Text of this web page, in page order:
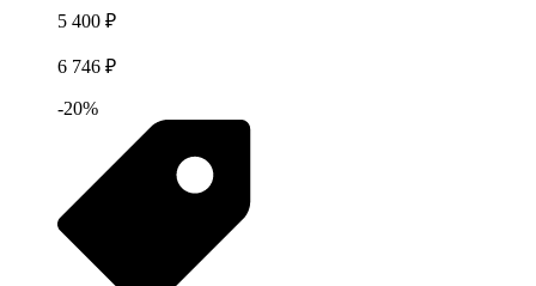
5 400 ₽
6 746 ₽
-20%